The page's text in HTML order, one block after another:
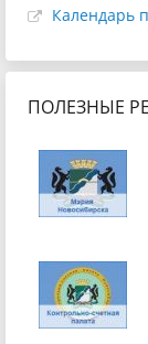
Календарь
ПОЛЕЗНЫЕ